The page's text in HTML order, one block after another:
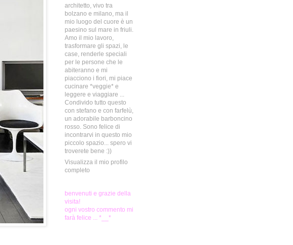
architetto, vivo tra
bolzano e milano, ma il
mio luogo del cuore è un
paesino sul mare in friuli.
Amo il mio lavoro,
trasformare gli spazi, le
case, renderle speciali
per le persone che le
abiteranno e mi
piacciono i fiori, mi piace
cucinare *veggie* e
leggere e viaggiare ...
Condivido tutto questo
con stefano e con farfelù,
un adorabile barboncino
rosso. Sono felice di
incontrarvi in questo mio
piccolo spazio... spero vi
troverete bene :))
Visualizza il mio profilo
completo
benvenuti e grazie della
visita!
ogni vostro commento mi
farà felice ... *__*